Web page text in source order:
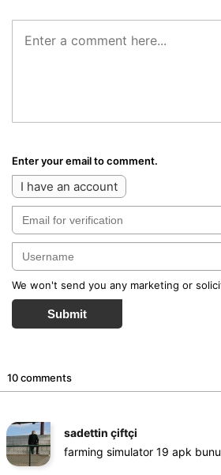
Enter your email to comment.
I have an account
We won't send you any marketing or
Submit
10 comments
sadettin çiftçi
farming simulator 19 apk